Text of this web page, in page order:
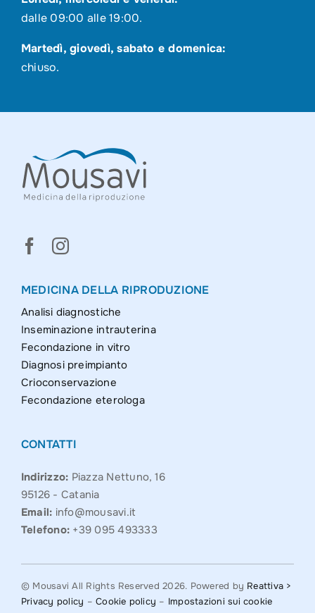
dalle 09:00 alle 19:00.
Martedì, giovedì, sabato e domenica:
chiuso.
MEDICINA DELLA RIPRODUZIONE
Analisi diagnostiche
Inseminazione intrauterina
Fecondazione in vitro
Diagnosi preimpianto
Crioconservazione
Fecondazione eterologa
CONTATTI
Indirizzo: Piazza Nettuno, 16
95126 - Catania
Email: info@mousavi.it
Telefono: +39 095 493333
© Mousavi All Rights Reserved 2026. Powered by Reattiva >
Privacy policy –Cookie policy – Impostazioni sui cookie